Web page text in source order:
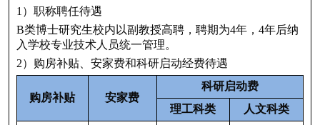
1）职称聘任待遇
B类博士研究生校内以副教授高聘，聘期为4年，4年后纳
入学校专业技术人员统一管理。
2）购房补贴、安家费和科研启动经费待遇
购房补贴 安家费
科研启动费
理工科类
人文科类